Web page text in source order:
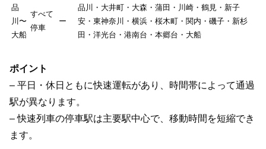
品
川〜
大船
すべて
停車
ー
品川・大井町・大森・蒲田・川崎・鶴見・新子
安・東神奈川・横浜・桜木町・関内・磯子・新杉
田・洋光台・港南台・本郷台・大船
ポイント
– 平日・休日ともに快速運転があり、時間帯によって通過
駅が異なります。
– 快速列車の停車駅は主要駅中心で、移動時間を短縮でき
ます。